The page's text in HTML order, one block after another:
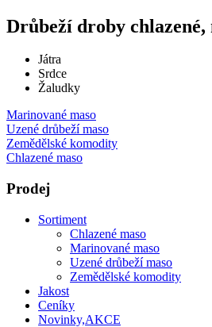
Drůbeží droby chlazené,
Játra
Srdce
Žaludky
Marinované maso
Uzené drůbeží maso
Zemědělské komodity
Chlazené maso
Prodej
Sortiment
Chlazené maso
Marinované maso
Uzené drůbeží maso
Zemědělské komodity
Jakost
Ceníky
Novinky,AKCE